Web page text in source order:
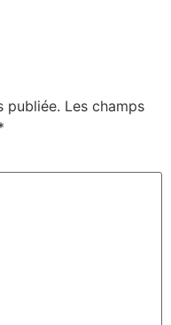
publiée. Les champs